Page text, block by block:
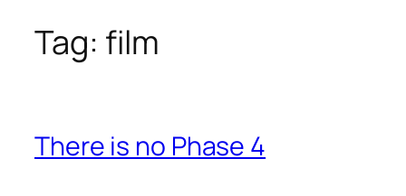
Tag: film
There is no Phase 4